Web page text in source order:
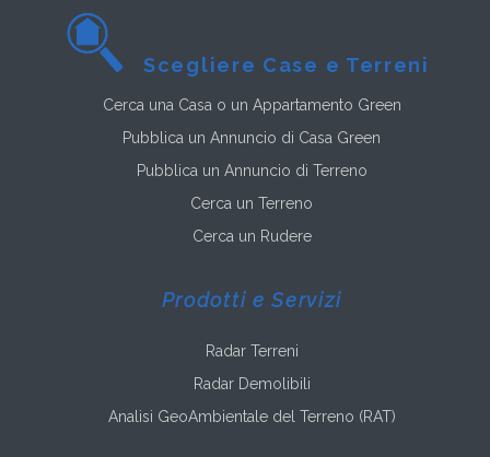
Scegliere Case e Terreni
Cerca una Casa o un Appartamento Green
Pubblica un Annuncio di Casa Green
Pubblica un Annuncio di Terreno
Cerca un Terreno
Cerca un Rudere
Prodotti e Servizi
Radar Terreni
Radar Demolibili
Analisi GeoAmbientale del Terreno (RAT)